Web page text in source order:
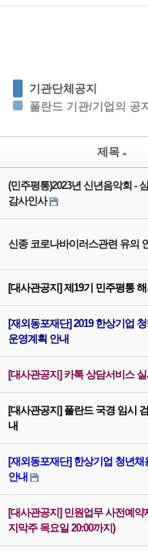
기관단체공지
폴란드 기관/기업의 공
제목
(민주평통)2023년 신년음악회 -
감사인사
신종 코로나바이러스관련 유의
[대사관공지] 제19기 민주평통
[재외동포재단] 2019 한상기업
운영계획 안내
[대사관공지] 카톡 상담서비스
[대사관공지] 폴란드 국경 임시
내
[재외동포재단] 한상기업 청년채
안내
[대사관공지] 민원업무 사전예약
지막주 목요일 20:00까지)